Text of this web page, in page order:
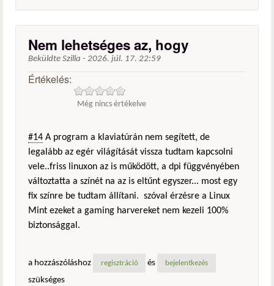
Nem lehetséges az, hogy
Beküldte Szilla - 2026. júl. 17. 22:59
Értékelés:
Még nincs értékelve
#14 A program a klaviatúrán nem segített, de
legalább az egér világítását vissza tudtam kapcsolni
vele..friss linuxon az is működött, a dpi függvényében
változtatta a színét na az is eltűnt egyszer... most egy
fix színre be tudtam állítani. szóval érzésre a Linux
Mint ezeket a gaming harvereket nem kezeli 100%
biztonsággal.
a hozzászóláshoz regisztráció és bejelentkezés
szükséges